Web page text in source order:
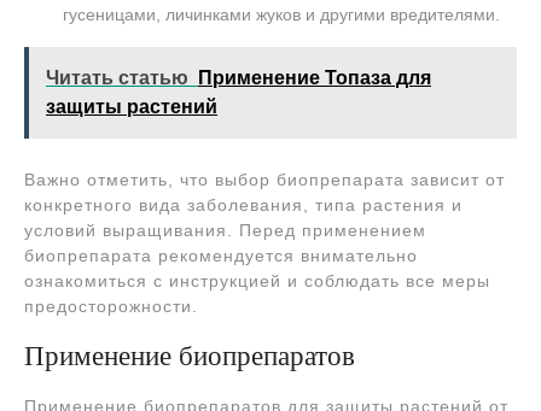
гусеницами, личинками жуков и другими вредителями.
Читать статью
Применение Топаза для
защиты растений
Важно отметить, что выбор биопрепарата зависит от
конкретного вида заболевания, типа растения и
условий выращивания. Перед применением
биопрепарата рекомендуется внимательно
ознакомиться с инструкцией и соблюдать все меры
предосторожности.
Применение биопрепаратов
Применение биопрепаратов для защиты растений от